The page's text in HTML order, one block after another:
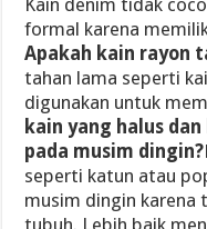
Kain denim tidak
formal karena
Apakah kain rayon
tahan lama seperti
digunakan untuk
kain yang halus
pada musim dingin?
seperti katun atau
musim dingin karena
tubuh. Lebih baik